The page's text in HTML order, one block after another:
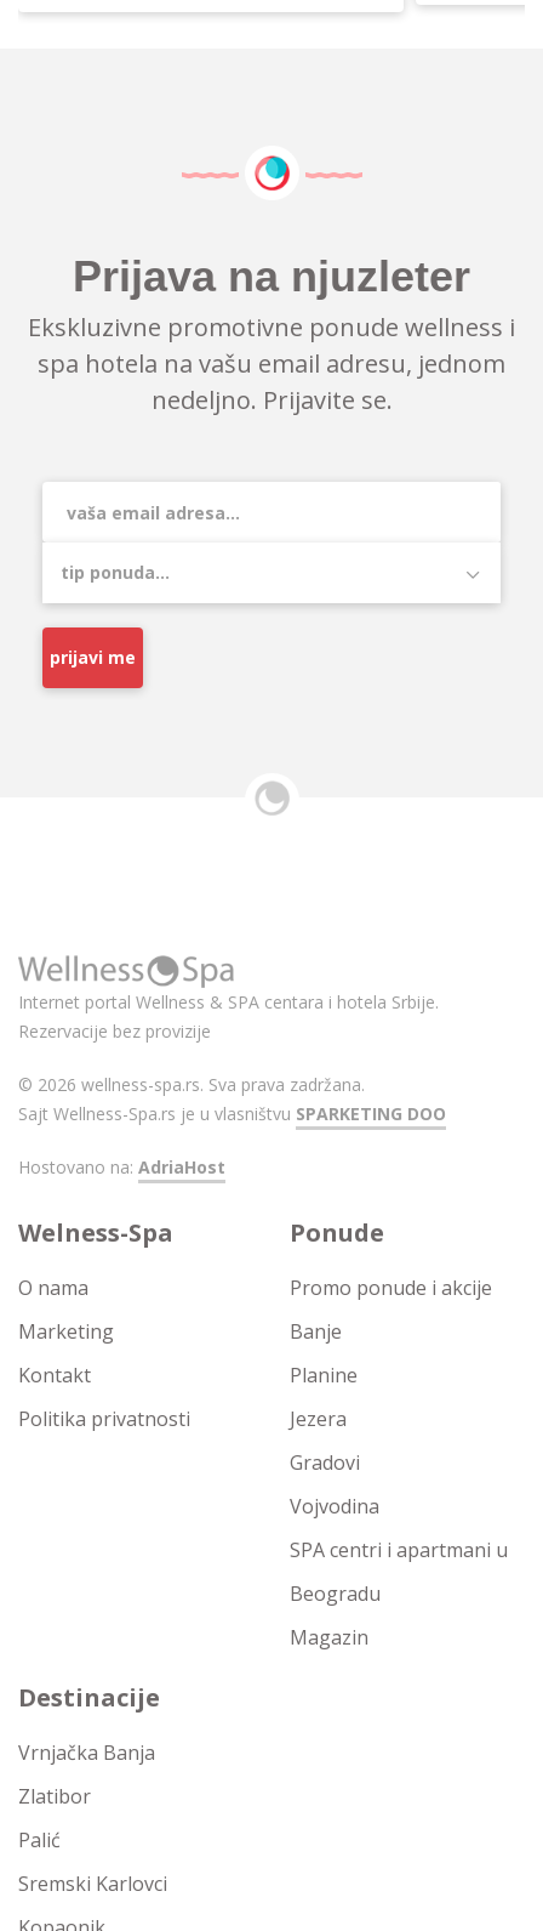
Prijava na njuzleter
Ekskluzivne promotivne ponude wellness i
spa hotela na vašu email adresu, jednom
nedeljno. Prijavite se.
prijavi me
Internet portal Wellness & SPA centara i hotela Srbije.
Rezervacije bez provizije
© 2026 wellness-spa.rs. Sva prava zadržana.
Sajt Wellness-Spa.rs je u vlasništvu SPARKETING DOO
Hostovano na: AdriaHost
Welness-Spa
O nama
Marketing
Kontakt
Politika privatnosti
Ponude
Promo ponude i akcije
Banje
Planine
Jezera
Gradovi
Vojvodina
SPA centri i apartmani u
Beogradu
Magazin
Destinacije
Vrnjačka Banja
Zlatibor
Palić
Sremski Karlovci